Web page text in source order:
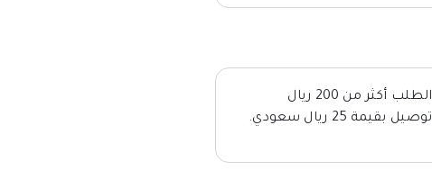
يُمكنك الحصول على خدمة توصيل صيدلية كنوز مجاناً عندما تكون قيمة الطلب أكثر من 200 ريال